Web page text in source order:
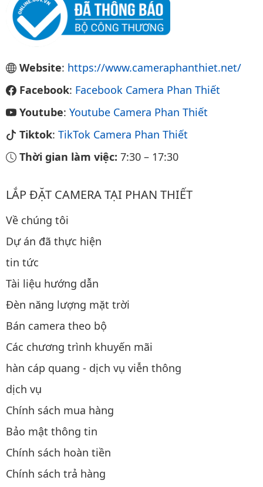
Website: https://www.cameraphanthiet.net/
Facebook: Facebook Camera Phan Thiết
Youtube: Youtube Camera Phan Thiết
Tiktok: TikTok Camera Phan Thiết
Thời gian làm việc: 7:30 – 17:30
LẮP ĐẶT CAMERA TẠI PHAN THIẾT
Về chúng tôi
Dự án đã thực hiện
tin tức
Tài liệu hướng dẫn
Đèn năng lượng mặt trời
Bán camera theo bộ
Các chương trình khuyến mãi
hàn cáp quang - dịch vụ viễn thông
dịch vụ
Chính sách mua hàng
Bảo mật thông tin
Chính sách hoàn tiền
Chính sách trả hàng